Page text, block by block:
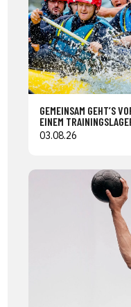
GEMEINSAM GEHT’S
EINEM
03.08.26